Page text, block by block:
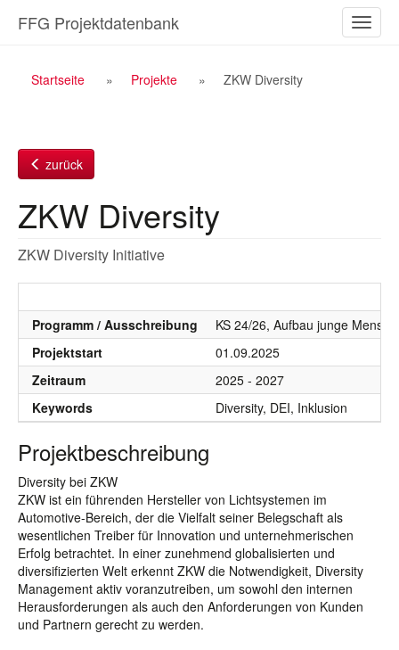
Inhalt
ein-/
FFG Projektdatenbank
Breadcrumb
Startseite Projekte ZKW Diversity
zurück
ZKW Diversity
ZKW Diversity Initiative
Programm / Ausschreibung
KS 24/26, Aufbau junge
Projektstart
01.09.2025
Zeitraum
2025 - 2027
Keywords
Diversity, DEI, Inklusion
Projektbeschreibung
Diversity bei ZKW
ZKW ist ein führenden Hersteller von Lichtsystemen im
Automotive-Bereich, der die Vielfalt seiner Belegschaft als
wesentlichen Treiber für Innovation und unternehmerischen
Erfolg betrachtet. In einer zunehmend globalisierten und
diversifizierten Welt erkennt ZKW die Notwendigkeit, Diversity
Management aktiv voranzutreiben, um sowohl den internen
Herausforderungen als auch den Anforderungen von Kunden
und Partnern gerecht zu werden.